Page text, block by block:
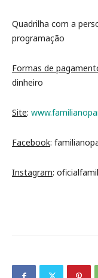
Quadrilha com a
programação
Formas de
dinheiro
Site:
Facebook:
Instagram: